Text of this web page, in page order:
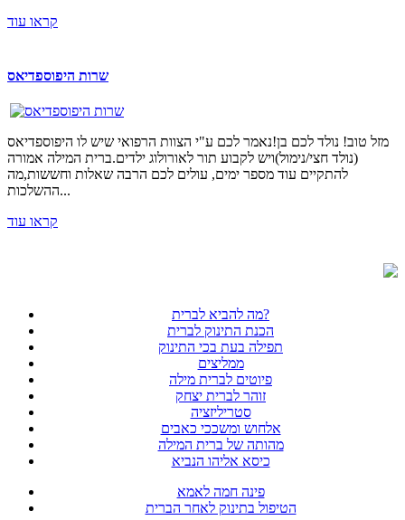
קראו עוד
שרות היפוספדיאס
מזל טוב! נולד לכם בן!נאמר לכם ע"י הצוות הרפואי שיש לו היפוספדיאס
(נולד חצי/נימול)ויש לקבוע תור לאורולוג ילדים.ברית המילה אמורה
להתקיים עוד מספר ימים, עולים לכם הרבה שאלות וחששות,מה
ההשלכות...
קראו עוד
מה להביא לברית?
הכנת התינוק לברית
תפילה בעת בכי התינוק
ממליצים
פיוטים לברית מילה
זוהר לברית יצחק
סטריליזציה
אלחוש ומשככי כאבים
מהותה של ברית המילה
כיסא אליהו הנביא
פינה חמה לאמא
הטיפול בתינוק לאחר הברית